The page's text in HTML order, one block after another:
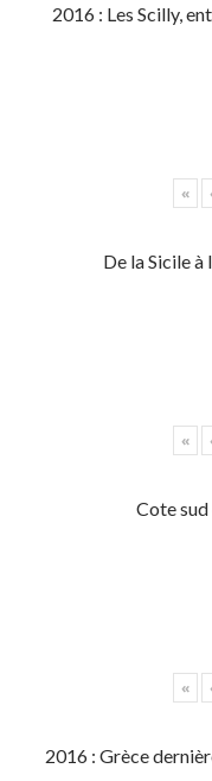
2016 : Les Scilly,
«
De la Sicile
«
Cote sud
«
2016 : Grèce